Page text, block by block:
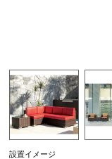
設置イメージ